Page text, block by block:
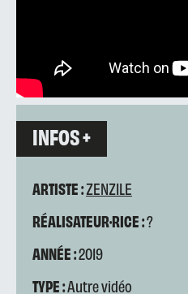
INFOS +
ARTISTE :ZENZILE
RÉALISATEUR·RICE :?
ANNÉE :2019
TYPE :Autre vidéo